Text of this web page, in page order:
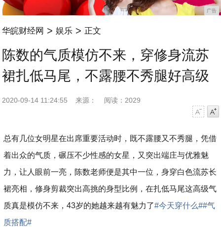
广告
华皖财经网 > 娱乐 > 正文
陈数的气质模仿不来，穿修身流苏
裙扎低马尾，不露腰不秀腿好高级
2020-09-14 11:24:55 来源：
阅读：2029
总有几位女明星在出席重要活动时，既不露腰又不秀腿，凭借
着出众的气质，碾压不少性感的女星，又突出端庄与优雅魅
力，让人眼前一亮，陈数老师便是其中一位，身穿白色流苏长
裙亮相，修身剪裁突出高挑的身型比例，在扎低马尾这高级气
质真是模仿不来，43岁的她越来越有魅力了#今天穿什么##气
质搭配#